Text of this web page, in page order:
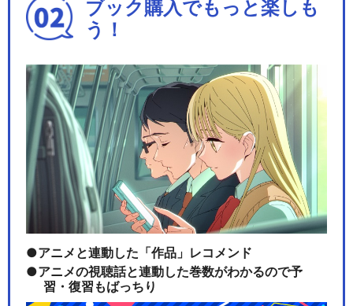
きかんしゃトーマス（シリー
ズ21）
きかんしゃトーマス（シリー
ズ23）
きかんしゃトーマス（シリー
ブック購入でもっと楽しも
う！
アニメと連動した「作品」レコメンド
アニメの視聴話と連動した巻数がわかるので予
習・復習もばっちり